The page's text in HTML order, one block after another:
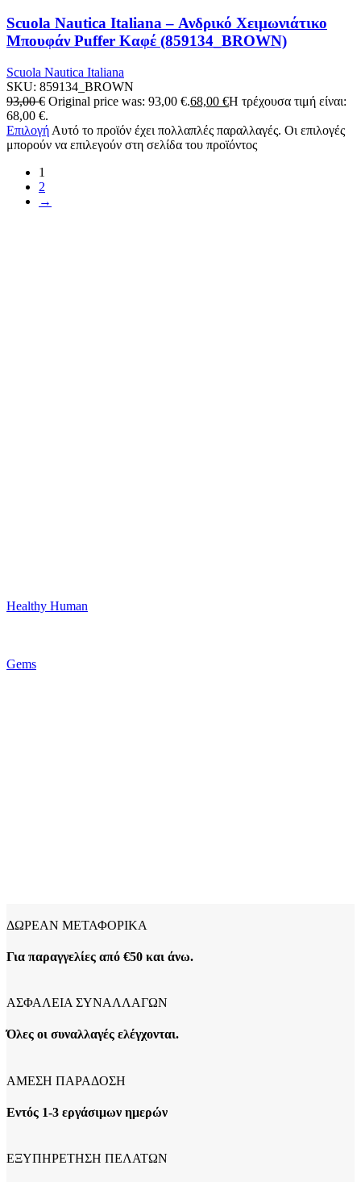
Scuola Nautica Italiana – Ανδρικό Χειμωνιάτικο
Μπουφάν Puffer Καφέ (859134_BROWN)
Scuola Nautica Italiana
SKU: 859134_BROWN
93,00€ Original price was: 93,00 €.68,00 €Η τρέχουσα τιμή είναι:
68,00 €.
Επιλογή Αυτό το προϊόν έχει πολλαπλές παραλλαγές. Οι επιλογές
μπορούν να επιλεγούν στη σελίδα του προϊόντος
1
2
→
Healthy Human
Gems
ΔΩΡΕΑΝ ΜΕΤΑΦΟΡΙΚΑ
Για παραγγελίες από €50 και άνω.
ΑΣΦΑΛΕΙΑ ΣΥΝΑΛΛΑΓΩΝ
Όλες οι συναλλαγές ελέγχονται.
ΑΜΕΣΗ ΠΑΡΑΔΟΣΗ
Εντός 1-3 εργάσιμων ημερών
ΕΞΥΠΗΡΕΤΗΣΗ ΠΕΛΑΤΩΝ